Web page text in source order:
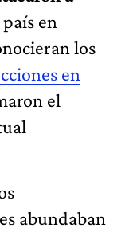
en
los
en
el
abundaban